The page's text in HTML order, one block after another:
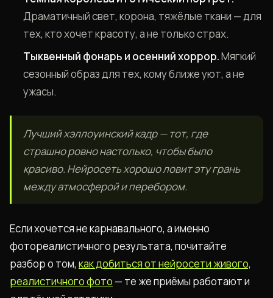
Драматичный свет, корона, тяжёлые ткани — для
тех, кто хочет красоту, а не только страх.
Тыквенный фонарь и осенний хоррор.Мягкий
сезонный образ для тех, кому ближе уют, а не
ужасы.
Лучший хэллоуинский кадр — тот, где
страшно ровно настолько, чтобы было
красиво. Нейросеть хорошо ловит эту грань
между атмосферой и перебором.
Если хочется не карнавального, а именно
фотореалистичного результата, почитайте
разбор о том, как добиться от нейросети живого,
реалистичного фото — те же приёмы работают и